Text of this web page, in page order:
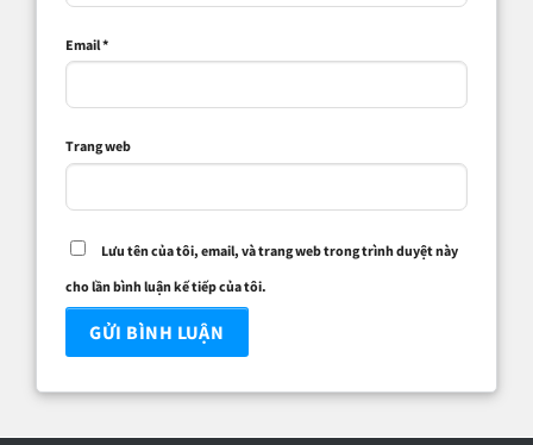
Email*
Trang web
Lưu tên của tôi, email, và trang web trong trình duyệt này
cho lần bình luận kế tiếp của tôi.